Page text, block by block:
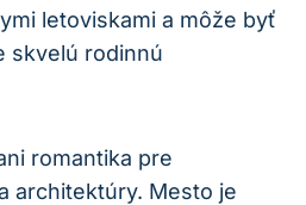
letoviskami a môže byť
skvelú rodinnú
romantika pre
architektúry. Mesto je